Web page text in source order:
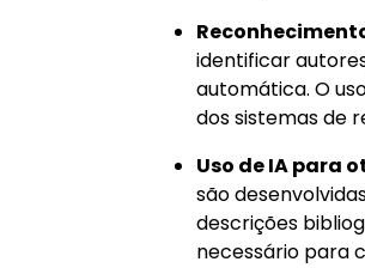
identificar
automática. O
dos sistemas de
Uso de IA para
são
descrições
necessário para